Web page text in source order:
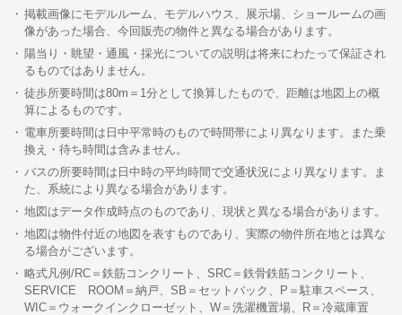
掲載画像にモデルルーム、モデルハウス、展示場、ショールームの画
像があった場合、今回販売の物件と異なる場合があります。
陽当り・眺望・通風・採光についての説明は将来にわたって保証され
るものではありません。
徒歩所要時間は80m＝1分として換算したもので、距離は地図上の概
算によるものです。
電車所要時間は日中平常時のもので時間帯により異なります。また乗
換え・待ち時間は含みません。
バスの所要時間は日中時の平均時間で交通状況により異なります。ま
た、系統により異なる場合があります。
地図はデータ作成時点のものであり、現状と異なる場合があります。
地図は物件付近の地図を表すものであり、実際の物件所在地とは異な
る場合がございます。
略式凡例/RC＝鉄筋コンクリート、SRC＝鉄骨鉄筋コンクリート、
SERVICE ROOM＝納戸、SB＝セットバック、P＝駐車スペース、
WIC＝ウォークインクローゼット、W＝洗濯機置場、R＝冷蔵庫置